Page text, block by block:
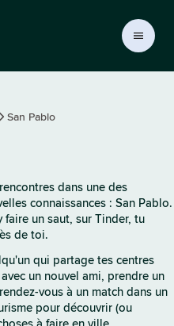
San Pablo
dans une des
connaissances : San Pablo.
un saut, sur Tinder, tu
de toi.
qui partage tes centres
un nouvel ami, prendre un
vous à un match dans un
pour découvrir (ou